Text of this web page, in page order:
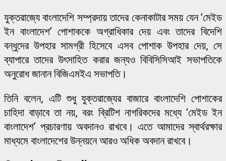
যুক্তরাজ্যে বাংলাদেশি সম্প্রদায় তাদের কেনাকাটার সময় যেন ‘মেইড
ইন বাংলাদেশ’ পোশাককে অগ্রাধিকার দেয় এবং তাদের বিদেশি
বন্ধুদের উপহার সামগ্রী হিসেবে এসব পোশাক উপহার দেয়, সে
ব্যাপারে তাদের উৎসাহিত করার জন্যও বিবিসিসিআই সভাপতিকে
অনুরোধ জানান বিজিএমইএ সভাপতি।
তিনি বলেন, এটি শুধু যুক্তরাজ্যের বাজারে বাংলাদেশি পোশাকের
চাহিদা বাড়াবে তা নয়, বরং ব্রিটিশ নাগরিকদের মধ্যে ‘মেইড ইন
বাংলাদেশ’ প্রচারণায় অবদানও রাখবে। এতে আমাদের স্বার্থরক্ষার
মাধ্যমে বাংলাদেশের উন্নয়নে আরও অধিক অবদান রাখবে।